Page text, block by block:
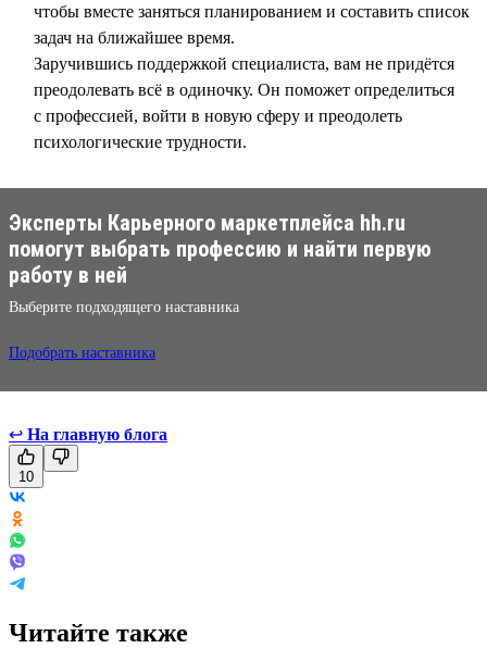
чтобы вместе заняться планированием и составить список
задач на ближайшее время.
Заручившись поддержкой специалиста, вам не придётся
преодолевать всё в одиночку. Он поможет определиться
с профессией, войти в новую сферу и преодолеть
психологические трудности.
Эксперты Карьерного маркетплейса hh.ru
помогут выбрать профессию и найти первую
работу в ней
Выберите подходящего наставника
Подобрать наставника
↩ На главную блога
10
Читайте также